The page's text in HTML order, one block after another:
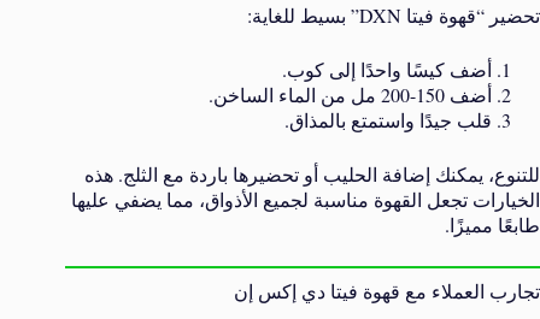
تحضير “قهوة فيتا DXN” بسيط للغاية:
أضف كيسًا واحدًا إلى كوب.
أضف 150-200 مل من الماء الساخن.
قلب جيدًا واستمتع بالمذاق.
للتنوع، يمكنك إضافة الحليب أو تحضيرها باردة مع الثلج. هذه
الخيارات تجعل القهوة مناسبة لجميع الأذواق، مما يضفي عليها
طابعًا مميزًا.
تجارب العملاء مع قهوة فيتا دي إكس إن